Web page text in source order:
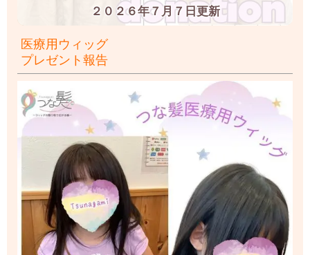
２０２６年７月７日更新
医療用ウィッグ
プレゼント報告